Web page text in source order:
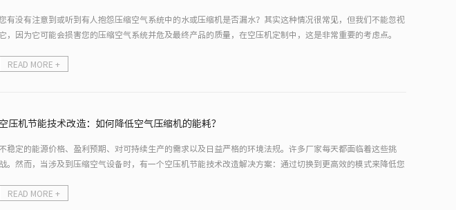
有没有注意到或听到有人抱怨压缩空气系统中的水或压缩机是否漏水？其实这种情况很常见，但我们不能忽视
它，因为它可能会损害您的压缩空气系统并危及最终产品的质量，在空压机定制中，这是非常重要的考虑点。
READ MORE +
空压机节能技术改造：如何降低空气压缩机的能耗？
不稳定的能源价格、盈利预期、对可持续生产的需求以及日益严格的环境法规。许多厂家每天都面临着这些挑
战。然而，当涉及到压缩空气设备时，有一个空压机节能技术改造解决方案：通过切换到更高效的模式来降低您
READ MORE +